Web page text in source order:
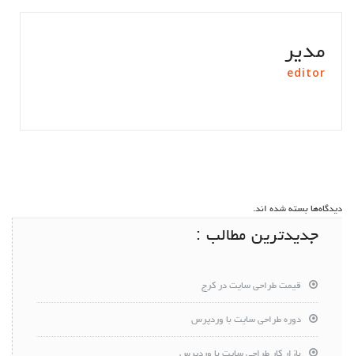
مدیر
editor
دیدگاه‌ها بسته شده اند.
جدیدترین مطالب :
قیمت طراحی سایت در کرج
دوره طراحی سایت با وردپرس